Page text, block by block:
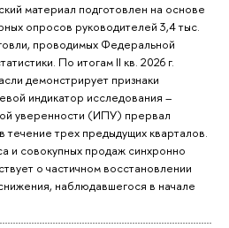
материал подготовлен на основе
опросов руководителей 3,4 тыс.
проводимых Федеральной
По итогам II кв. 2026 г.
демонстрирует признаки
индикатор исследования –
уверенности (ИПУ) прервал
трех предыдущих кварталов.
и совокупных продаж синхронно
о частичном восстановлении
наблюдавшегося в начале